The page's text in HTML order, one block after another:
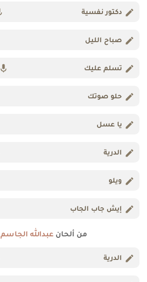
دكتور نفسية
صباح الليل
تسلم عليك
حلو صوتك
يا عسل
الدرية
ويلو
إيش جاب الجاب
من ألحان عبدالله الجاسم
الدرية